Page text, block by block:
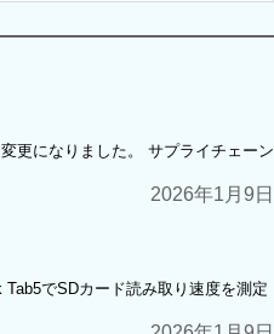
更になりました。 サプライチェーン
2026年1月9日
でSDカード読み取り速度を測定